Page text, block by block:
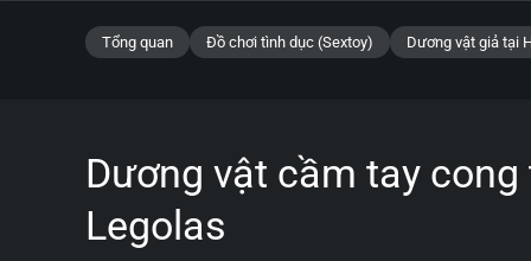
Tổng quan Đồ chơi tình dục (Sextoy) Dương vật giả tại
Dương vật cầm tay
Legolas